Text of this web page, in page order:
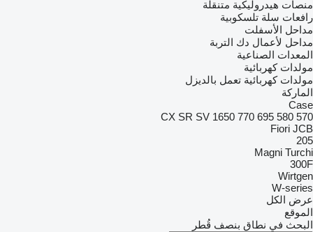
منصات هيدروليكية متنقلة
رافعات سلة تلسكوبية
مداحل الأسفلت
مداحل لأعمال دك التربة
المعدات الصناعية
مولدات كهربائية
مولدات كهربائية تعمل بالديزل
الماركة
Case
570
580
695
770
1650
CX SR SV
Fiori JCB
205
Magni Turchi
300F
Wirtgen
W-series
عرض الكل
الموقع
البحث في نطاق بنصف قُطر